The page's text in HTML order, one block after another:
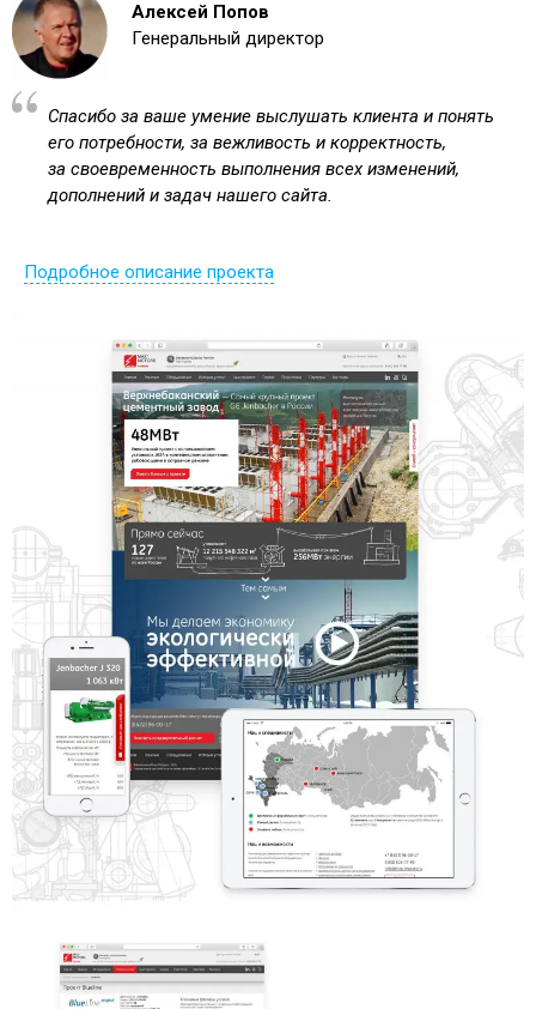
Алексей Попов
Генеральный директор
Спасибо за ваше умение выслушать клиента и понять
его потребности, за вежливость и корректность,
за своевременность выполнения всех изменений,
дополнений и задач нашего сайта.
Подробное описание проекта